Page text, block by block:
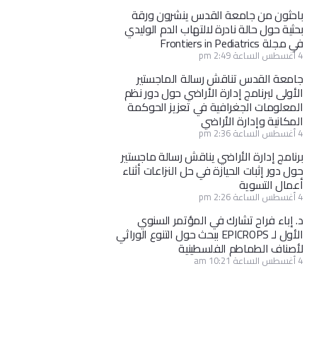
باحثون من جامعة القدس ينشرون ورقة
بحثية حول حالة نادرة لالتهاب الدم الوليدي
في مجلة Frontiers in Pediatrics
4 أغسطس الساعة 2:49 pm
جامعة القدس تناقش رسالة الماجستير
الأولى لبرنامج إدارة الأراضي حول دور نظم
المعلومات الجغرافية في تعزيز الحوكمة
المكانية وإدارة الأراضي
4 أغسطس الساعة 2:36 pm
برنامج إدارة الأراضي يناقش رسالة ماجستير
حول دور إثبات الحيازة في حل النزاعات أثناء
أعمال التسوية
4 أغسطس الساعة 2:26 pm
د. إباء فراح تشارك في المؤتمر السنوي
الأول لـ EPICROPS ببحث حول التنوع الوراثي
لأصناف الطماطم الفلسطينية
4 أغسطس الساعة 10:21 am